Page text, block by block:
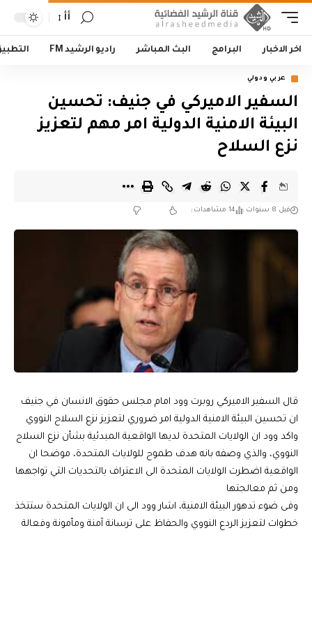
أأ
اخر الاخبار البرامج البث المباشر راديو الرشيد FM
عربي ودولي
السفير الاميركي في جنيف: تحسين
البيئة الامنية الدولية امر مهم لتعزيز
نزع السلاح
قبل 8 سنوات 14 مشاهدات
قال السفير الاميركي روبرت وود امام مجلس حقوق الانسان في جنيف
ان تحسين البيئة الامنية الدولية امر ضروري لتعزيز نزع السلاح النووي
واكد وود ان الولايات المتحدة لديها الواقعية المبدئية بشأن نزع السلاح
النووي، والذي وصفه بانه هدف طموح للولايات المتحدة، موضحا ان
الواقعية اضطرت الولايات المتحدة الى الاعتراف بالتحديات التي تواجهها
ومن ثم معالجتها
وفى ضوء تدهور البيئة الامنية، اشار وود الى ان الولايات المتحدة ستتخذ
خطوات لتعزيز الردع النووي والحفاظ على ترسانة آمنة ومأمونة وفعالة